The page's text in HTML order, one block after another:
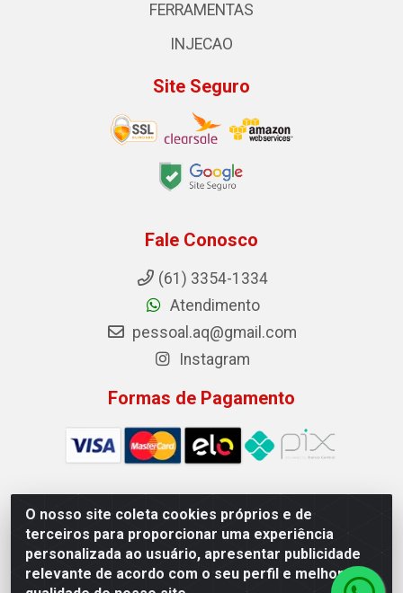
O nosso site coleta cookies próprios e de
terceiros para proporcionar uma experiência
personalizada ao usuário, apresentar publicidade
relevante de acordo com o seu perfil e melhorar a
FERRAMENTAS
INJECAO
Site Seguro
Fale Conosco
(61) 3354-1334
Atendimento
pessoal.aq@gmail.com
Instagram
Formas de Pagamento
Auto Qualidade Comercio de Pecas LTDA - Quadra Qi 23, S/N,
Lote 05/06 - Taguatinga, Brasília/DF - CEP 72.135-230 - CNPJ
72.617.459/0001-40